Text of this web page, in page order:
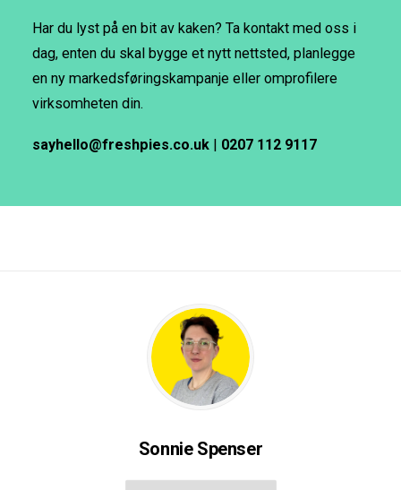
Har du lyst på en bit av kaken? Ta kontakt med oss i
dag, enten du skal bygge et nytt nettsted, planlegge
en ny markedsføringskampanje eller omprofilere
virksomheten din.
sayhello@freshpies.co.uk | 0207 112 9117
Sonnie Spenser